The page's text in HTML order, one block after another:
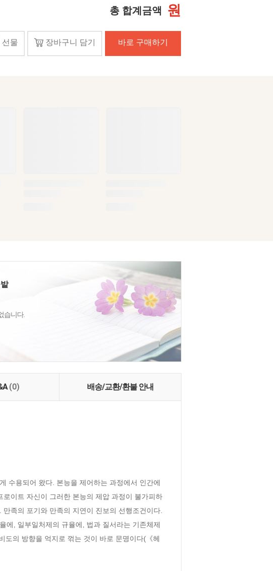
총 합계금액 원
선물 장바구니 담기 바로 구매하기
습니다.
(0) 배송/교환/환불 안내
수용되어 왔다. 본능을 제어하는 과정에서 인간에
이트 자신이 그러한 본능의 제압 과정이 불가피하
족의 포기와 만족의 지연이 진보의 선행조건이다.
에, 일부일처제의 규율에, 법과 질서라는 기존체제
도의 방향을 억지로 꺾는 것이 바로 문명이다(《헤